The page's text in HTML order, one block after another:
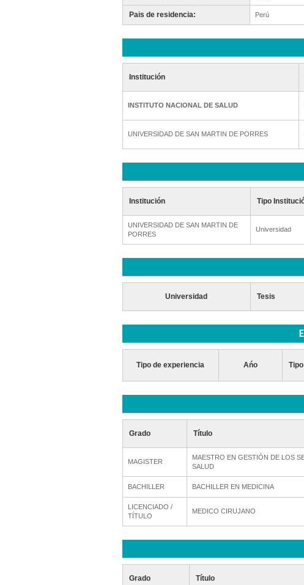
Pais de residencia: Perú
Institución
INSTITUTO NACIONAL DE SALUD
UNIVERSIDAD DE SAN MARTIN DE PORRES
Institución Tipo
UNIVERSIDAD DE SAN MARTIN DE
PORRES
Universidad
Universidad Tesis
Tipo de experiencia Ańo
Grado Título
MAGISTER
MAESTRO EN GESTIÓN DE LOS
SALUD
BACHILLER BACHILLER EN MEDICINA
LICENCIADO /
TÍTULO
MEDICO CIRUJANO
Grado Título